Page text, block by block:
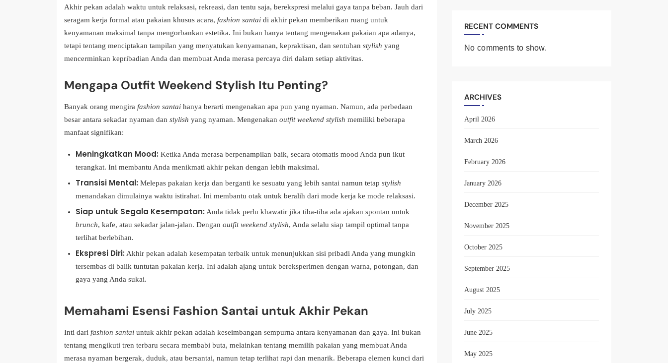
Akhir pekan adalah waktu untuk relaksasi, rekreasi, dan tentu saja, berekspresi melalui gaya tanpa beban. Jauh dari
seragam kerja formal atau pakaian khusus acara, fashion santai di akhir pekan memberikan ruang untuk
kenyamanan maksimal tanpa mengorbankan estetika. Ini bukan hanya tentang mengenakan pakaian apa adanya,
tetapi tentang menciptakan tampilan yang menyatukan kenyamanan, kepraktisan, dan sentuhan stylish yang
mencerminkan kepribadian Anda dan membuat Anda merasa percaya diri dalam setiap aktivitas.
Mengapa Outfit Weekend Stylish Itu Penting?
Banyak orang mengira fashion santai hanya berarti mengenakan apa pun yang nyaman. Namun, ada perbedaan
besar antara sekadar nyaman dan stylish yang nyaman. Mengenakan outfit weekend stylish memiliki beberapa
manfaat signifikan:
Meningkatkan Mood: Ketika Anda merasa berpenampilan baik, secara otomatis mood Anda pun ikut
terangkat. Ini membantu Anda menikmati akhir pekan dengan lebih maksimal.
Transisi Mental: Melepas pakaian kerja dan berganti ke sesuatu yang lebih santai namun tetap stylish
menandakan dimulainya waktu istirahat. Ini membantu otak untuk beralih dari mode kerja ke mode relaksasi.
Siap untuk Segala Kesempatan: Anda tidak perlu khawatir jika tiba-tiba ada ajakan spontan untuk
brunch, kafe, atau sekadar jalan-jalan. Dengan outfit weekend stylish, Anda selalu siap tampil optimal tanpa
terlihat berlebihan.
Ekspresi Diri: Akhir pekan adalah kesempatan terbaik untuk menunjukkan sisi pribadi Anda yang mungkin
tersembas di balik tuntutan pakaian kerja. Ini adalah ajang untuk bereksperimen dengan warna, potongan, dan
gaya yang Anda sukai.
Memahami Esensi Fashion Santai untuk Akhir Pekan
Inti dari fashion santai untuk akhir pekan adalah keseimbangan sempurna antara kenyamanan dan gaya. Ini bukan
tentang mengikuti tren terbaru secara membabi buta, melainkan tentang memilih pakaian yang membuat Anda
merasa nyaman bergerak, duduk, atau bersantai, namun tetap terlihat rapi dan menarik. Beberapa elemen kunci dari
RECENT COMMENTS
No comments to show.
ARCHIVES
April 2026
March 2026
February 2026
January 2026
December 2025
November 2025
October 2025
September 2025
August 2025
July 2025
June 2025
May 2025